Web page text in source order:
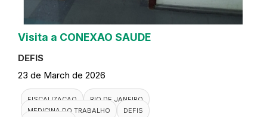
Visita a CONEXAO SAUDE
DEFIS
23 de March de 2026
FISCALIZACAO
RIO DE JANEIRO
MEDICINA DO TRABALHO
DEFIS